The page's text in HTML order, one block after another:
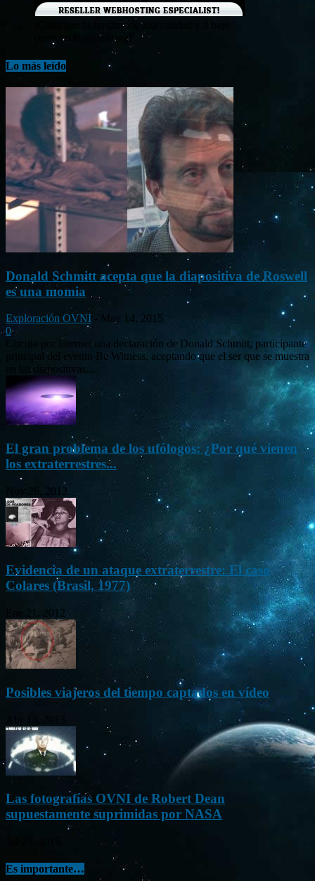
¡Consigue tu hosting de alta calidad y a bajo
costo en Banahosting!
Lo más leído
Donald Schmitt acepta que la diapositiva de Roswell
es una momia
Exploración OVNI - May 14, 2015
0
Circula por internet una declaración de Donald Schmitt, participante
principal del evento Be Witness, aceptando que el ser que se muestra
en las diapositivas...
El gran problema de los ufólogos: ¿Por qué vienen
los extraterrestres...
Nov 26, 2012
Evidencia de un ataque extraterrestre: El caso
Colares (Brasil, 1977)
Ene 21, 2012
Posibles viajeros del tiempo captados en vídeo
Las fotografías OVNI de Robert Dean
supuestamente suprimidas por NASA
Es importante…